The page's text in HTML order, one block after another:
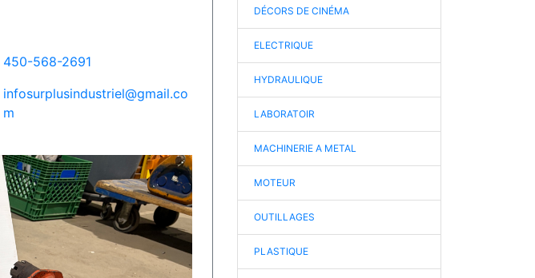
450-568-2691
infosurplusindustriel@gmail.co
m
DÉCORS DE CINÉMA
ELECTRIQUE
HYDRAULIQUE
LABORATOIR
MACHINERIE A METAL
MOTEUR
OUTILLAGES
PLASTIQUE